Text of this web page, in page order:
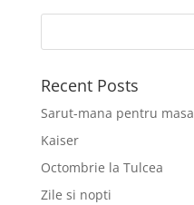
Recent Posts
Sarut-mana pentru masa
Kaiser
Octombrie la Tulcea
Zile si nopti